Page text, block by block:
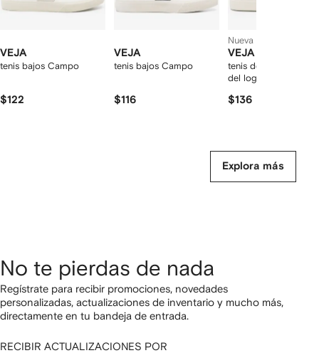
VEJA
tenis bajos Campo
$122
VEJA
tenis bajos Campo
$116
Nueva temporada
VEJA
tenis de piel con
del logo
$136
Explora más
No te pierdas de nada
Regístrate para recibir promociones, novedades
personalizadas, actualizaciones de inventario y mucho más,
directamente en tu bandeja de entrada.
RECIBIR ACTUALIZACIONES POR